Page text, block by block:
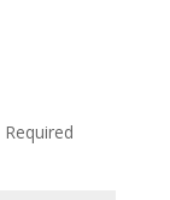
Required